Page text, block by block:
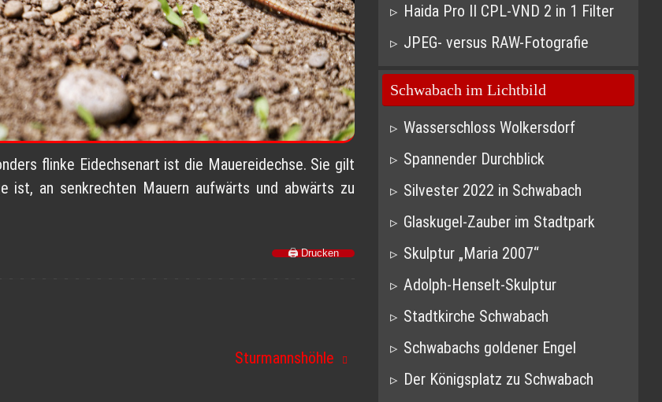
flinke Eidechsenart ist die Mauereidechse. Sie gilt
ist, an senkrechten Mauern aufwärts und abwärts zu
🖨️ Drucken
Sturmannshöhle
Haida Pro II CPL-VND 2 in 1 Filter
JPEG- versus RAW-Fotografie
Schwabach im Lichtbild
Wasserschloss Wolkersdorf
Spannender Durchblick
Silvester 2022 in Schwabach
Glaskugel-Zauber im Stadtpark
Skulptur „Maria 2007“
Adolph-Henselt-Skulptur
Stadtkirche Schwabach
Schwabachs goldener Engel
Der Königsplatz zu Schwabach